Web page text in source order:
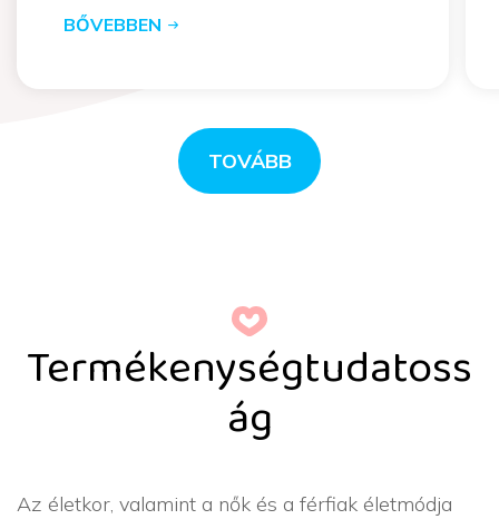
BŐVEBBEN
TOVÁBB
Termékenységtudatoss
ág
Az életkor, valamint a nők és a férfiak életmódja